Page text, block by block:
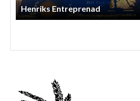
Henriks Entreprenad